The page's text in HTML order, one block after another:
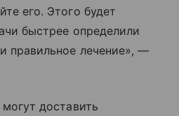
его. Этого будет
быстрее определили
правильное лечение», —
доставить